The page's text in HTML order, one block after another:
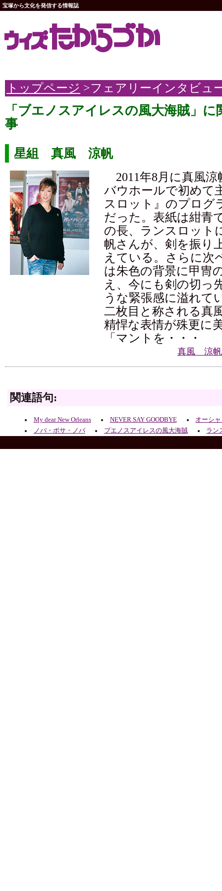
宝塚から文化を発信する情報誌
トップページ >フェアリーインタビュ
「ブエノスアイレスの風大海賊」
事
星組 真風 涼帆
2011年8月に真風涼
バウホールで初めて
スロット』のプログ
だった。表紙は紺青
の長、ランスロット
帆さんが、剣を振り
えている。さらに次
は朱色の背景に甲冑
え、今にも剣の切っ
うな緊張感に溢れて
二枚目と称される真
精悍な表情が殊更に
「マントを・・・
真風 涼帆
関連語句:
My dear New Orleans NEVER SAY GOODBYE
オーシ
ノバ・ボサ・ノバ
ブエノスアイレスの風大海賊 ラ